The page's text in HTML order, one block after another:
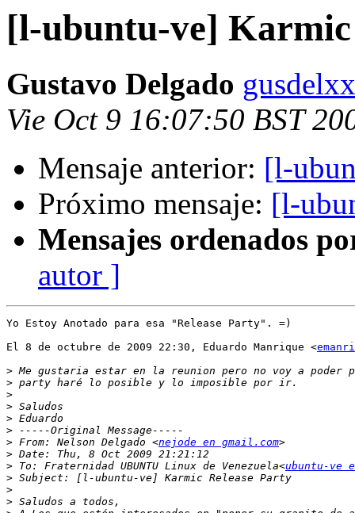
[l-ubuntu-ve] Karmic
Gustavo Delgado
Vie Oct 9 16:07:50 BST
Mensaje anterior: [l-
Próximo mensaje: [l-
Mensajes ordenados
autor ]
Yo Estoy Anotado para esa "Release Party". =)
El 8 de octubre de 2009 22:30, Eduardo Manrique <
>
>
>
>
>
>
> From: Nelson Delgado <nejode en gmail.com
>
> To: Fraternidad UBUNTU Linux de Venezuela<ubuntu-ve
>
>
>